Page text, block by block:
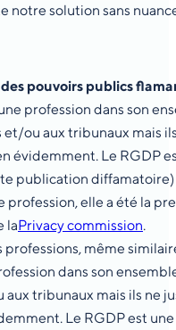
solution sans
pouvoirs publics
profession dans son
ou aux tribunaux mais
évidemment. Le RGDP
publication
profession, elle a été la
laPrivacy commission.
professions, même
dans son
tribunaux mais ils ne
Le RGDP est